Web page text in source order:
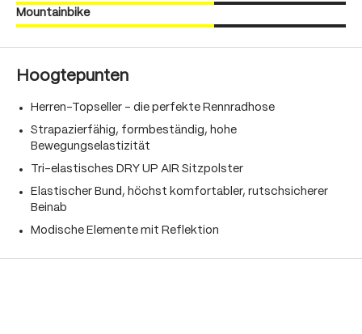
Mountainbike
Hoogtepunten
Herren-Topseller – die perfekte Rennradhose
Strapazierfähig, formbeständig, hohe
Bewegungselastizität
Tri-elastisches DRY UP AIR Sitzpolster
Elastischer Bund, höchst komfortabler, rutschsicherer
Beinab
Modische Elemente mit Reflektion